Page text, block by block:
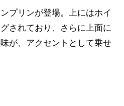
プリンが登場。上にはホイ
されており、さらに上面に
が、アクセントとして乗せ